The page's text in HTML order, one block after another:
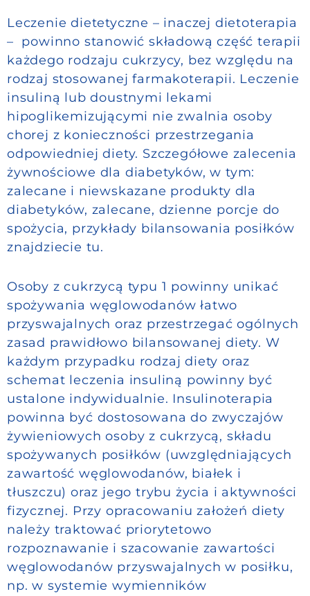
Leczenie dietetyczne – inaczej dietoterapia
– powinno stanowić składową część terapii
każdego rodzaju cukrzycy, bez względu na
rodzaj stosowanej farmakoterapii. Leczenie
insuliną lub doustnymi lekami
hipoglikemizującymi nie zwalnia osoby
chorej z konieczności przestrzegania
odpowiedniej diety. Szczegółowe zalecenia
żywnościowe dla diabetyków, w tym:
zalecane i niewskazane produkty dla
diabetyków, zalecane, dzienne porcje do
spożycia, przykłady bilansowania posiłków
znajdziecie tu.
Osoby z cukrzycą typu 1 powinny unikać
spożywania węglowodanów łatwo
przyswajalnych oraz przestrzegać ogólnych
zasad prawidłowo bilansowanej diety. W
każdym przypadku rodzaj diety oraz
schemat leczenia insuliną powinny być
ustalone indywidualnie. Insulinoterapia
powinna być dostosowana do zwyczajów
żywieniowych osoby z cukrzycą, składu
spożywanych posiłków (uwzględniających
zawartość węglowodanów, białek i
tłuszczu) oraz jego trybu życia i aktywności
fizycznej. Przy opracowaniu założeń diety
należy traktować priorytetowo
rozpoznawanie i szacowanie zawartości
węglowodanów przyswajalnych w posiłku,
np. w systemie wymienników